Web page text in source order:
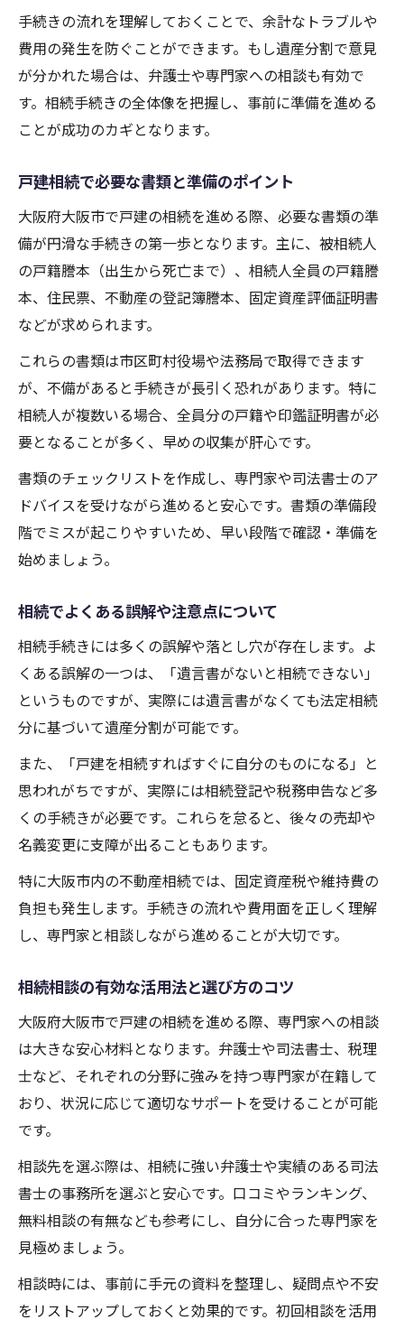
相続なら登記の重要性と法的リスク回避
戸建の相続登記で注意すべきポイント
司法書士選びで失敗しないポイント解説
相続登記に必要な書類と提出手順とは
費用相場もわかる相続手続きポイント
相続費用を抑えるための実践的な工夫
無料相談や費用見積もりの活用法
相続に必要な税金や諸費用の注意点
遺産分割で失敗しない相続対策法
相続で失敗しない遺産分割の基本知識
戸建相続ならではの遺産分割方法とは
相続人間のトラブルを防ぐポイント解説
弁護士のサポートで円満に進める方法
相続対策として遺言書作成の重要性
手続きの流れを理解しておくことで、余計なトラブルや
費用の発生を防ぐことができます。もし遺産分割で意見
が分かれた場合は、弁護士や専門家への相談も有効で
す。相続手続きの全体像を把握し、事前に準備を進める
ことが成功のカギとなります。
戸建相続で必要な書類と準備のポイント
大阪府大阪市で戸建の相続を進める際、必要な書類の準
備が円滑な手続きの第一歩となります。主に、被相続人
の戸籍謄本（出生から死亡まで）、相続人全員の戸籍謄
本、住民票、不動産の登記簿謄本、固定資産評価証明書
などが求められます。
これらの書類は市区町村役場や法務局で取得できます
が、不備があると手続きが長引く恐れがあります。特に
相続人が複数いる場合、全員分の戸籍や印鑑証明書が必
要となることが多く、早めの収集が肝心です。
書類のチェックリストを作成し、専門家や司法書士のア
ドバイスを受けながら進めると安心です。書類の準備段
階でミスが起こりやすいため、早い段階で確認・準備を
始めましょう。
相続でよくある誤解や注意点について
相続手続きには多くの誤解や落とし穴が存在します。よ
くある誤解の一つは、「遺言書がないと相続できない」
というものですが、実際には遺言書がなくても法定相続
分に基づいて遺産分割が可能です。
また、「戸建を相続すればすぐに自分のものになる」と
思われがちですが、実際には相続登記や税務申告など多
くの手続きが必要です。これらを怠ると、後々の売却や
名義変更に支障が出ることもあります。
特に大阪市内の不動産相続では、固定資産税や維持費の
負担も発生します。手続きの流れや費用面を正しく理解
し、専門家と相談しながら進めることが大切です。
相続相談の有効な活用法と選び方のコツ
大阪府大阪市で戸建の相続を進める際、専門家への相談
は大きな安心材料となります。弁護士や司法書士、税理
士など、それぞれの分野に強みを持つ専門家が在籍して
おり、状況に応じて適切なサポートを受けることが可能
です。
相談先を選ぶ際は、相続に強い弁護士や実績のある司法
書士の事務所を選ぶと安心です。口コミやランキング、
無料相談の有無なども参考にし、自分に合った専門家を
見極めましょう。
相談時には、事前に手元の資料を整理し、疑問点や不安
をリストアップしておくと効果的です。初回相談を活用